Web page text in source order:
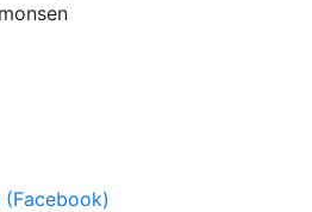
(Facebook)